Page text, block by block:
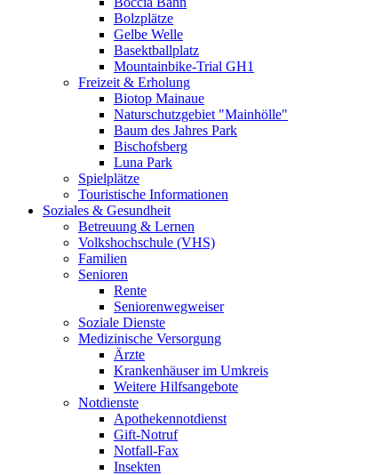
Bolzplätze
Gelbe Welle
Basektballplatz
Mountainbike-Trial GH1
Freizeit & Erholung
Biotop Mainaue
Naturschutzgebiet "Mainhölle"
Baum des Jahres Park
Bischofsberg
Luna Park
Spielplätze
Touristische Informationen
Soziales & Gesundheit
Betreuung & Lernen
Volkshochschule (VHS)
Familien
Senioren
Rente
Seniorenwegweiser
Soziale Dienste
Medizinische Versorgung
Ärzte
Krankenhäuser im Umkreis
Weitere Hilfsangebote
Notdienste
Apothekennotdienst
Gift-Notruf
Notfall-Fax
Insekten